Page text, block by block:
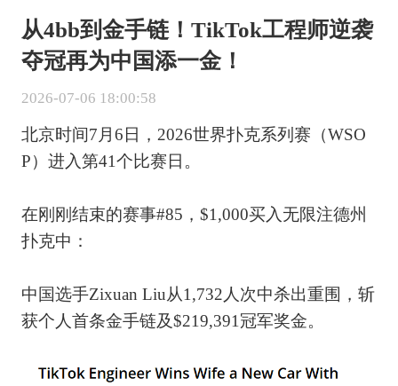
从4bb到金手链！TikTok工程师逆袭
夺冠再为中国添一金！
2026-07-06 18:00:58
北京时间7月6日，2026世界扑克系列赛（WSO
P）进入第41个比赛日。
在刚刚结束的赛事#85，$1,000买入无限注德州
扑克中：
中国选手Zixuan Liu从1,732人次中杀出重围，斩
获个人首条金手链及$219,391冠军奖金。